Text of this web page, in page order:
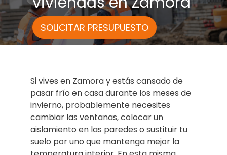
SOLICITAR PRESUPUESTO
Si vives en Zamora y estás cansado de
pasar frío en casa durante los meses de
invierno, probablemente necesites
cambiar las ventanas, colocar un
aislamiento en las paredes o sustituir tu
suelo por uno que mantenga mejor la